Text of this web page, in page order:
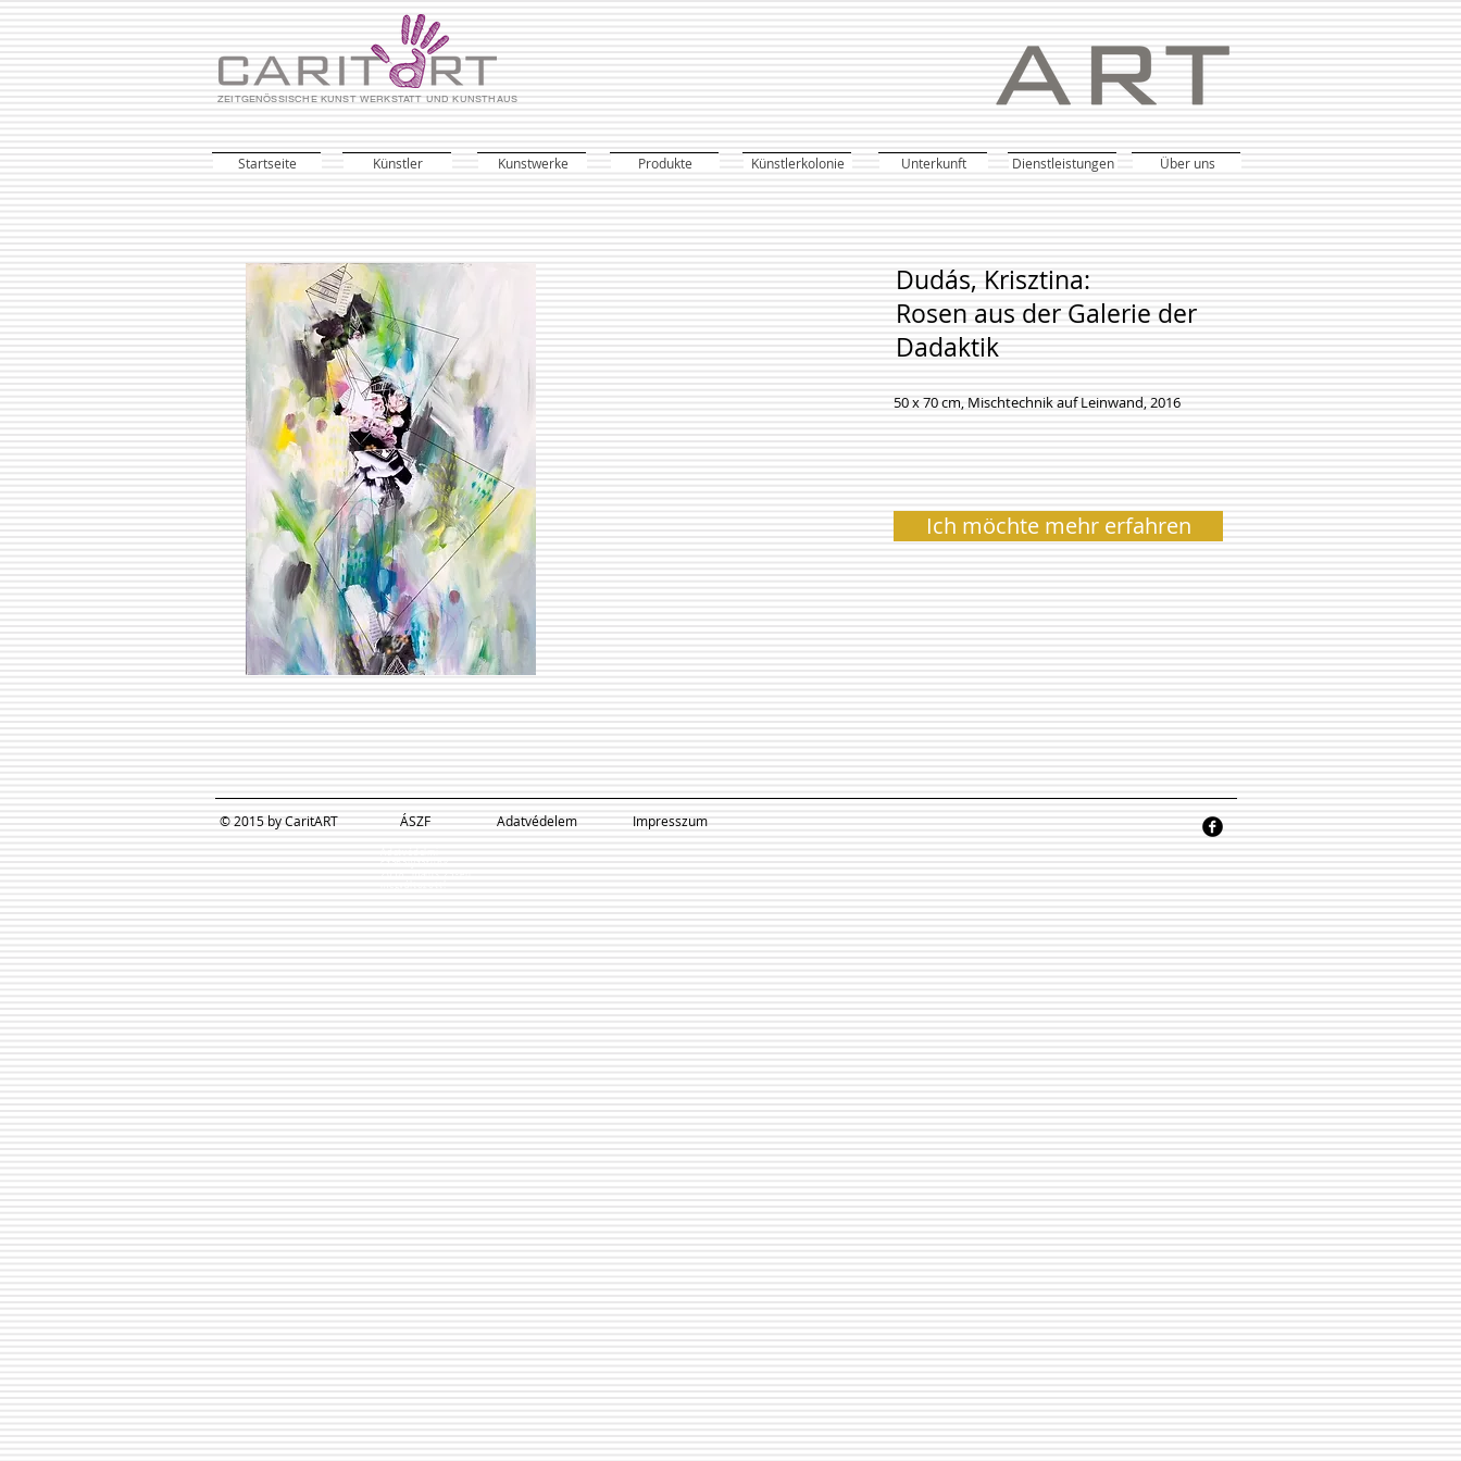
ZEITGENÖSSISCHE KUNST WERKSTATT UND KUNSTHAUS
Startseite Künstler Kunstwerke Produkte Künstlerkolonie Unterkunft Dienstleistungen Über uns
Dudás, Krisztina:
Rosen aus der Galerie der
Dadaktik
50 x 70 cm, Mischtechnik auf Leinwand, 2016
Ich möchte mehr erfahren
© 2015 by CaritART Adatvédelem
ÁSZF Impresszum